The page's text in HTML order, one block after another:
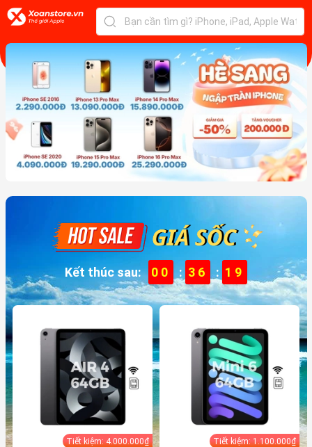
Kết thúc sau: 00 : 36 : 17
Tiết kiệm: 4.000.000₫ Tiết kiệm: 1.100.000₫